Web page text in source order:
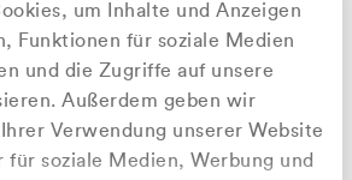
um Inhalte und Anzeigen
Funktionen für soziale Medien
und die Zugriffe auf unsere
Außerdem geben wir
Verwendung unserer Website
für soziale Medien, Werbung und